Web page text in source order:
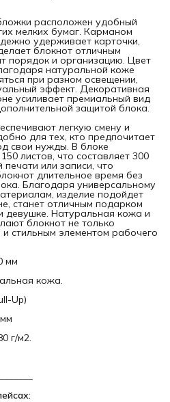
расположен удобный
мелких бумаг. Карманом
удерживает карточки,
блокнот отличным
порядок и организацию. Цвет
натуральной коже
при разном освещении,
эффект. Декоративная
усиливает премиальный вид
защитой блока.
легкую смену и
для тех, кто предпочитает
свои нужды. В блоке
листов, что составляет 300
или записи, что
длительное время без
Благодаря универсальному
изделие подойдет
станет отличным подарком
девушке. Натуральная кожа и
блокнот не только
стильным элементом рабочего
мм
кожа.
Up)
г/м2.